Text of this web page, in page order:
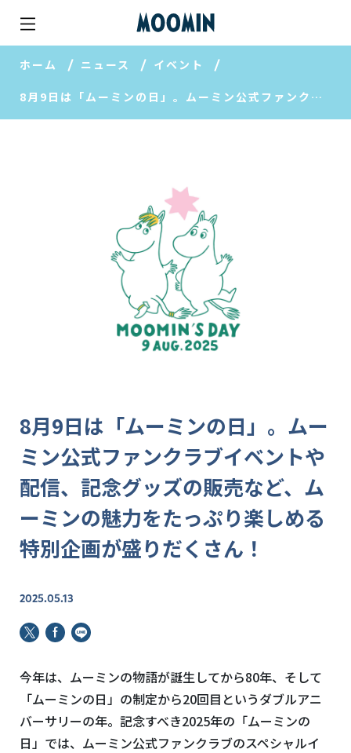
ホーム ニュース イベント
8月9日は「ムーミンの日」。ムーミン公式ファンクラブイベントや配信、記念グッズの販売など、ムーミンの魅力をたっぷり楽しめる特別企画が盛りだくさん！
8月9日は「ムーミンの日」。ムー
ミン公式ファンクラブイベントや
配信、記念グッズの販売など、ム
ーミンの魅力をたっぷり楽しめる
特別企画が盛りだくさん！
2025.05.13
今年は、ムーミンの物語が誕生してから80年、そして
「ムーミンの日」の制定から20回目というダブルアニ
バーサリーの年。記念すべき2025年の「ムーミンの
日」では、ムーミン公式ファンクラブのスペシャルイ